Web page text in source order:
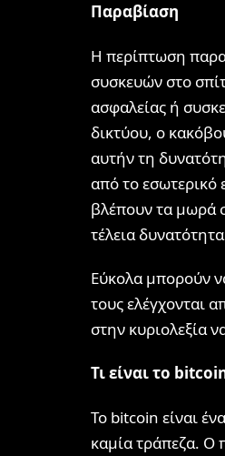
Παραβίαση
Η περίπτωση
συσκευών στο
ασφαλείας ή
δικτύου, ο
αυτήν τη
από το εσωτερικό
βλέπουν τα μωρά
τέλεια
Εύκολα μπορούν
τους ελέγχονται
στην κυριολεξία
Τι είναι το
Το bitcoin είναι
καμία τράπεζα. Ο